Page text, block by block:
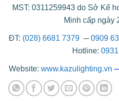
MST: 0311259943 do Sở Kế
Minh cấp ngày
ĐT: (028) 6681 7379 ─0909
Hotline:
Website: www.kazulighting.vn